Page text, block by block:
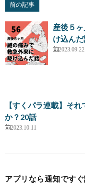
前の記事
産後５
け込んだ
2023.09.22
【すくパラ連載】そ
か？20話
2023.10.11
アプリなら通知ですぐ